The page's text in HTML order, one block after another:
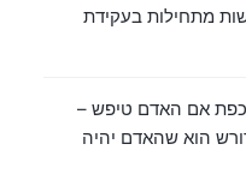
מתחילות בעקידת
אם האדם טיפש –
הוא שהאדם יהיה